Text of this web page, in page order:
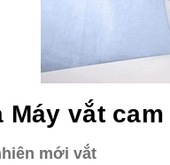
vắt cam
mới vắt